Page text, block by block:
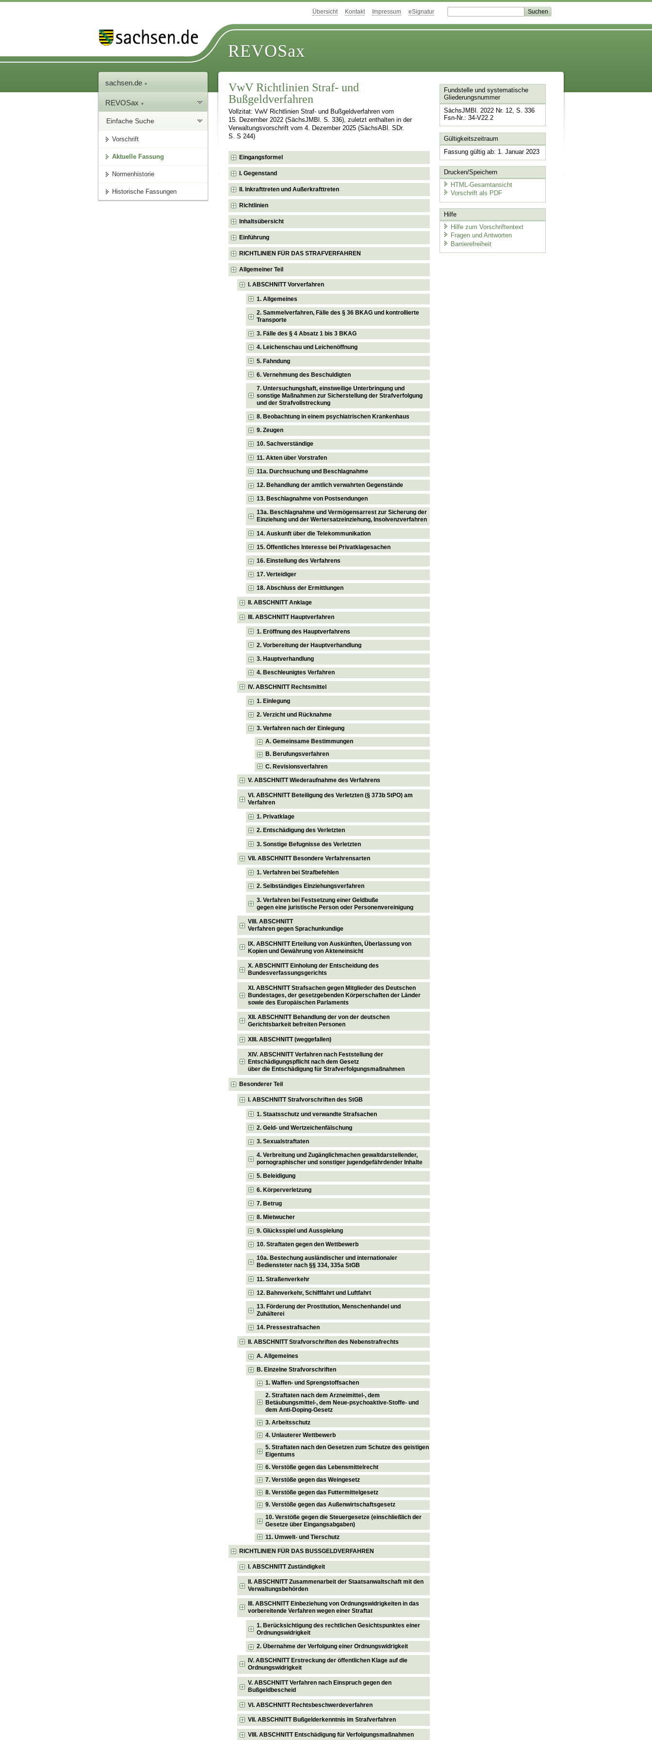
Übersicht Kontakt Impressum eSignatur
REVOSax
sachsen.de
REVOSax
Einfache Suche
Vorschrift
Aktuelle Fassung
Normenhistorie
Historische Fassungen
VwV Richtlinien Straf- und
Bußgeldverfahren
Vollzitat: VwV Richtlinien Straf- und Bußgeldverfahren vom
15. Dezember 2022 (SächsJMBl. S. 336), zuletzt enthalten in der
Verwaltungsvorschrift vom 4. Dezember 2025 (SächsABl. SDr.
S. S 244)
Eingangsformel
I. Gegenstand
II. Inkrafttreten und Außerkrafttreten
Richtlinien
Inhaltsübersicht
Einführung
RICHTLINIEN FÜR DAS STRAFVERFAHREN
Allgemeiner Teil
I. ABSCHNITT Vorverfahren
1. Allgemeines
2. Sammelverfahren, Fälle des § 36 BKAG und kontrollierte
Transporte
3. Fälle des § 4 Absatz 1 bis 3 BKAG
4. Leichenschau und Leichenöffnung
5. Fahndung
6. Vernehmung des Beschuldigten
7. Untersuchungshaft, einstweilige Unterbringung und
sonstige Maßnahmen zur Sicherstellung der Strafverfolgung
und der Strafvollstreckung
8. Beobachtung in einem psychiatrischen Krankenhaus
9. Zeugen
10. Sachverständige
11. Akten über Vorstrafen
11a. Durchsuchung und Beschlagnahme
12. Behandlung der amtlich verwahrten Gegenstände
13. Beschlagnahme von Postsendungen
13a. Beschlagnahme und Vermögensarrest zur Sicherung der
Einziehung und der Wertersatzeinziehung, Insolvenzverfahren
14. Auskunft über die Telekommunikation
15. Öffentliches Interesse bei Privatklagesachen
16. Einstellung des Verfahrens
17. Verteidiger
18. Abschluss der Ermittlungen
II. ABSCHNITT Anklage
III. ABSCHNITT Hauptverfahren
1. Eröffnung des Hauptverfahrens
2. Vorbereitung der Hauptverhandlung
3. Hauptverhandlung
4. Beschleunigtes Verfahren
IV. ABSCHNITT Rechtsmittel
1. Einlegung
2. Verzicht und Rücknahme
3. Verfahren nach der Einlegung
A. Gemeinsame Bestimmungen
B. Berufungsverfahren
C. Revisionsverfahren
V. ABSCHNITT Wiederaufnahme des Verfahrens
VI. ABSCHNITT Beteiligung des Verletzten (§ 373b StPO) am
Verfahren
1. Privatklage
2. Entschädigung des Verletzten
3. Sonstige Befugnisse des Verletzten
VII. ABSCHNITT Besondere Verfahrensarten
1. Verfahren bei Strafbefehlen
2. Selbständiges Einziehungsverfahren
3. Verfahren bei Festsetzung einer Geldbuße
gegen eine juristische Person oder Personenvereinigung
VIII. ABSCHNITT
Verfahren gegen Sprachunkundige
IX. ABSCHNITT Erteilung von Auskünften, Überlassung von
Kopien und Gewährung von Akteneinsicht
X. ABSCHNITT Einholung der Entscheidung des
Bundesverfassungsgerichts
XI. ABSCHNITT Strafsachen gegen Mitglieder des Deutschen
Bundestages, der gesetzgebenden Körperschaften der Länder
sowie des Europäischen Parlaments
XII. ABSCHNITT Behandlung der von der deutschen
Gerichtsbarkeit befreiten Personen
XIII. ABSCHNITT (weggefallen)
XIV. ABSCHNITT Verfahren nach Feststellung der
Entschädigungspflicht nach dem Gesetz
über die Entschädigung für Strafverfolgungsmaßnahmen
Besonderer Teil
I. ABSCHNITT Strafvorschriften des StGB
1. Staatsschutz und verwandte Strafsachen
2. Geld- und Wertzeichenfälschung
3. Sexualstraftaten
4. Verbreitung und Zugänglichmachen gewaltdarstellender,
pornographischer und sonstiger jugendgefährdender Inhalte
5. Beleidigung
6. Körperverletzung
7. Betrug
8. Mietwucher
9. Glücksspiel und Ausspielung
10. Straftaten gegen den Wettbewerb
10a. Bestechung ausländischer und internationaler
Bediensteter nach §§ 334, 335a StGB
11. Straßenverkehr
12. Bahnverkehr, Schifffahrt und Luftfahrt
13. Förderung der Prostitution, Menschenhandel und
Zuhälterei
14. Pressestrafsachen
II. ABSCHNITT Strafvorschriften des Nebenstrafrechts
A. Allgemeines
B. Einzelne Strafvorschriften
1. Waffen- und Sprengstoffsachen
2. Straftaten nach dem Arzneimittel-, dem
Betäubungsmittel-, dem Neue-psychoaktive-Stoffe- und
dem Anti-Doping-Gesetz
3. Arbeitsschutz
4. Unlauterer Wettbewerb
5. Straftaten nach den Gesetzen zum Schutze des geistigen
Eigentums
6. Verstöße gegen das Lebensmittelrecht
7. Verstöße gegen das Weingesetz
8. Verstöße gegen das Futtermittelgesetz
9. Verstöße gegen das Außenwirtschaftsgesetz
10. Verstöße gegen die Steuergesetze (einschließlich der
Gesetze über Eingangsabgaben)
11. Umwelt- und Tierschutz
RICHTLINIEN FÜR DAS BUSSGELDVERFAHREN
I. ABSCHNITT Zuständigkeit
II. ABSCHNITT Zusammenarbeit der Staatsanwaltschaft mit den
Verwaltungsbehörden
III. ABSCHNITT Einbeziehung von Ordnungswidrigkeiten in das
vorbereitende Verfahren wegen einer Straftat
1. Berücksichtigung des rechtlichen Gesichtspunktes einer
Ordnungswidrigkeit
2. Übernahme der Verfolgung einer Ordnungswidrigkeit
IV. ABSCHNITT Erstreckung der öffentlichen Klage auf die
Ordnungswidrigkeit
V. ABSCHNITT Verfahren nach Einspruch gegen den
Bußgeldbescheid
VI. ABSCHNITT Rechtsbeschwerdeverfahren
VII. ABSCHNITT Bußgelderkenntnis im Strafverfahren
VIII. ABSCHNITT Entschädigung für Verfolgungsmaßnahmen
Fundstelle und systematische
Gliederungsnummer
SächsJMBl. 2022 Nr. 12, S. 336
Fsn-Nr.: 34-V22.2
Gültigkeitszeitraum
Fassung gültig ab: 1. Januar 2023
Drucken/Speichern
HTML-Gesamtansicht
Vorschrift als PDF
Hilfe
Hilfe zum Vorschriftentext
Fragen und Antworten
Barrierefreiheit